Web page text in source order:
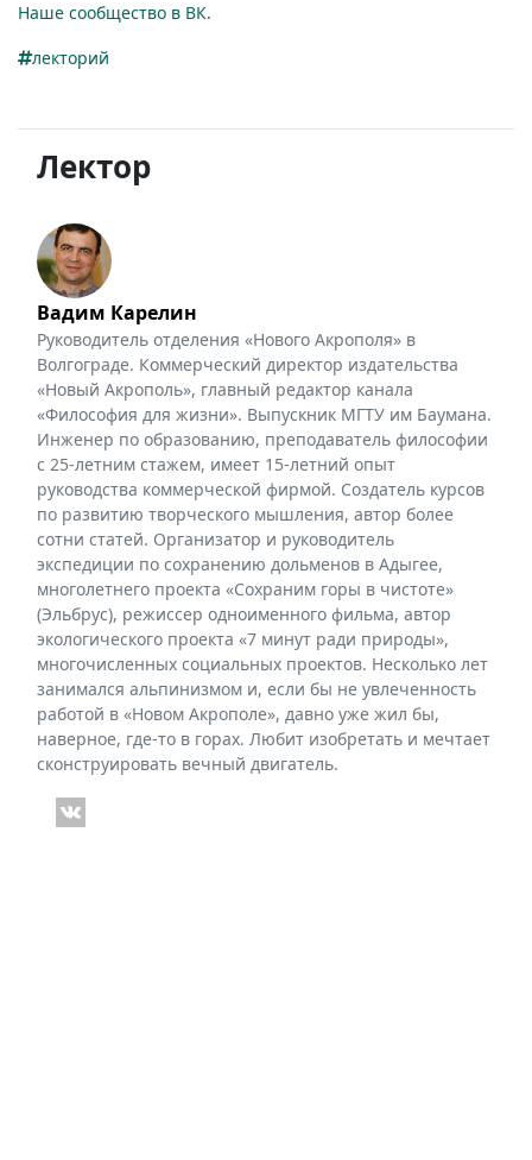
Наше сообщество в ВК.
лекторий
Лектор
Вадим Карелин
Руководитель отделения «Нового Акрополя» в
Волгограде. Коммерческий директор издательства
«Новый Акрополь», главный редактор канала
«Философия для жизни». Выпускник МГТУ им Баумана.
Инженер по образованию, преподаватель философии
с 25-летним стажем, имеет 15-летний опыт
руководства коммерческой фирмой. Создатель курсов
по развитию творческого мышления, автор более
сотни статей. Организатор и руководитель
экспедиции по сохранению дольменов в Адыгее,
многолетнего проекта «Сохраним горы в чистоте»
(Эльбрус), режиссер одноименного фильма, автор
экологического проекта «7 минут ради природы»,
многочисленных социальных проектов. Несколько лет
занимался альпинизмом и, если бы не увлеченность
работой в «Новом Акрополе», давно уже жил бы,
наверное, где-то в горах. Любит изобретать и мечтает
сконструировать вечный двигатель.